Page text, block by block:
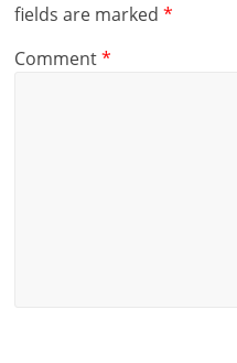
fields are marked*
Comment*